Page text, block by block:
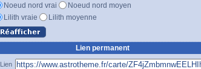
Noeud nord vrai
Noeud nord moyen
Lilith vraie
Lilith moyenne
Lien permanent
Lien